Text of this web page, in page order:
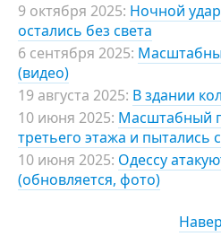
9 октября 2025: Ночной
остались без света
6 сентября 2025:
(видео)
19 августа 2025: В здании
10 июня 2025: Масштабный
третьего этажа и пытались
10 июня 2025: Одессу
(обновляется, фото)